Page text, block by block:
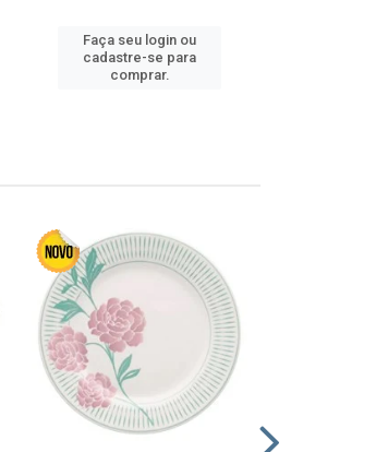
Faça seu login ou
cadastre-se para
comprar.